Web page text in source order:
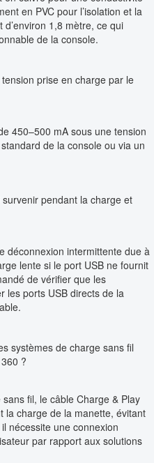
en PVC pour l’isolation et la
1,8 mètre, ce qui
de la console.
prise en charge par le
450–500 mA sous une tension
de la console ou via un
pendant la charge et
déconnexion intermittente due à
lente si le port USB ne fournit
de vérifier que les
les ports USB directs de la
systèmes de charge sans fil
?
fil, le câble Charge & Play
la charge de la manette, évitant
nécessite une connexion
par rapport aux solutions